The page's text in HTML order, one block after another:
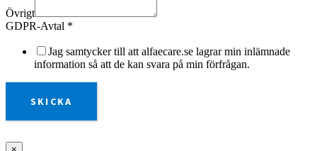
Övrigt
GDPR-Avtal *
Jag samtycker till att alfaecare.se lagrar min inlämnade
information så att de kan svara på min förfrågan.
SKICKA